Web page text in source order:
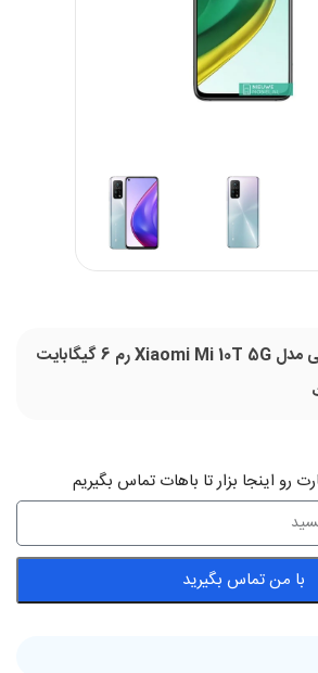
گوشی موبایل شیائومی مدل Xiaomi Mi 10T 5G رم 6 گیگابایت
رو اینجا بزار تا باهات تماس بگیریم
با من تماس بگیرید